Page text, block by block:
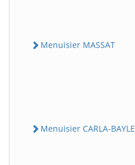
Menuisier MASSAT
Menuisier CARLA-BAYLE